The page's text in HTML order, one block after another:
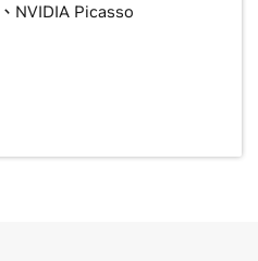
NVIDIA Picasso